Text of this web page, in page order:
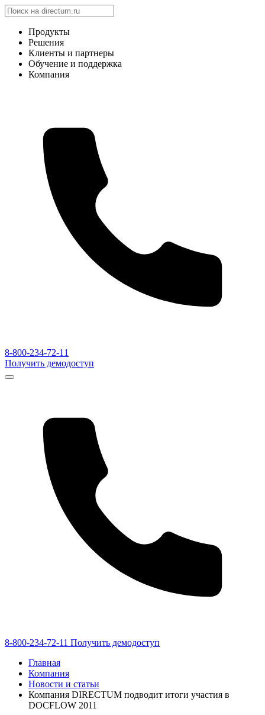
Продукты
Решения
Клиенты и партнеры
Обучение и поддержка
Компания
8-800-234-72-11
Получить демодоступ
8-800-234-72-11 Получить демодоступ
Главная
Компания
Новости и статьи
Компания DIRECTUM подводит итоги участия в
DOCFLOW 2011